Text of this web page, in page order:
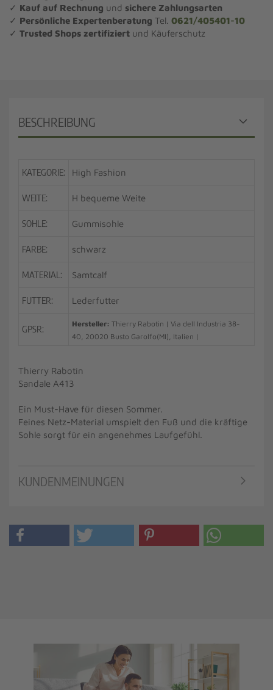
✓ Kauf auf Rechnung und sichere Zahlungsarten
✓ Persönliche Expertenberatung Tel. 0621/405401-10
✓ Trusted Shops zertifiziert und Käuferschutz
BESCHREIBUNG
KATEGORIE: High Fashion
WEITE: H bequeme Weite
SOHLE: Gummisohle
FARBE: schwarz
MATERIAL: Samtcalf
FUTTER: Lederfutter
GPSR: Hersteller: Thierry Rabotin | Via dell Industria 38-
40, 20020 Busto Garolfo(MI), Italien |
Thierry Rabotin
Sandale A413
Ein Must-Have für diesen Sommer.
Feines Netz-Material umspielt den Fuß und die kräftige
Sohle sorgt für ein angenehmes Laufgefühl.
KUNDENMEINUNGEN